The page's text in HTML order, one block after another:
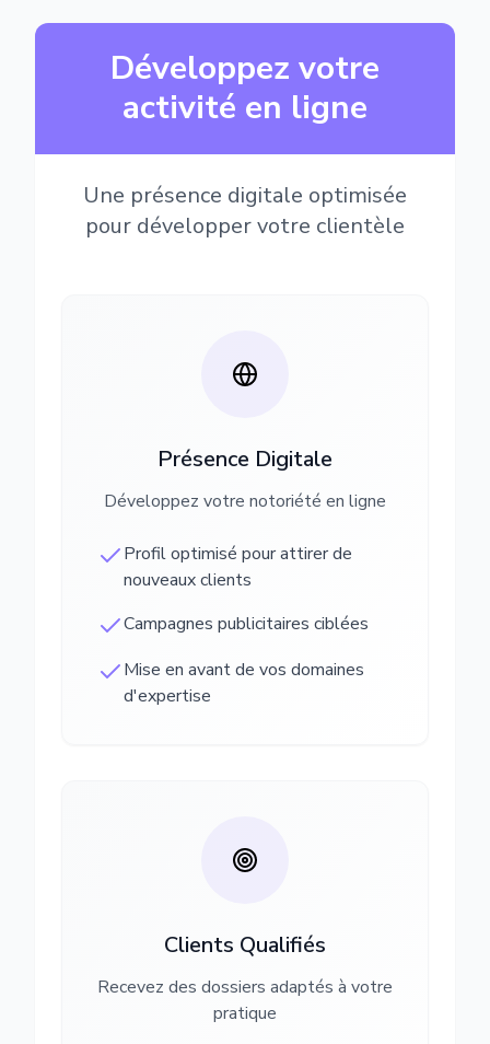
Développez votre
activité en ligne
Une présence digitale optimisée
pour développer votre clientèle
Présence Digitale
Développez votre notoriété en ligne
Profil optimisé pour attirer de
nouveaux clients
Campagnes publicitaires ciblées
Mise en avant de vos domaines
d'expertise
Clients Qualifiés
Recevez des dossiers adaptés à votre
pratique